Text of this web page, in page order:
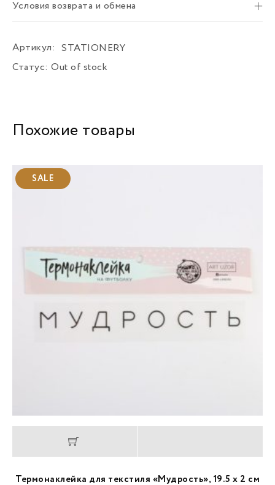
Условия возврата и обмена
Артикул:
STATIONERY
Статус: Out of stock
Похожие товары
SALE
Термонаклейка для текстиля «Мудрость», 19.5 х 2 см